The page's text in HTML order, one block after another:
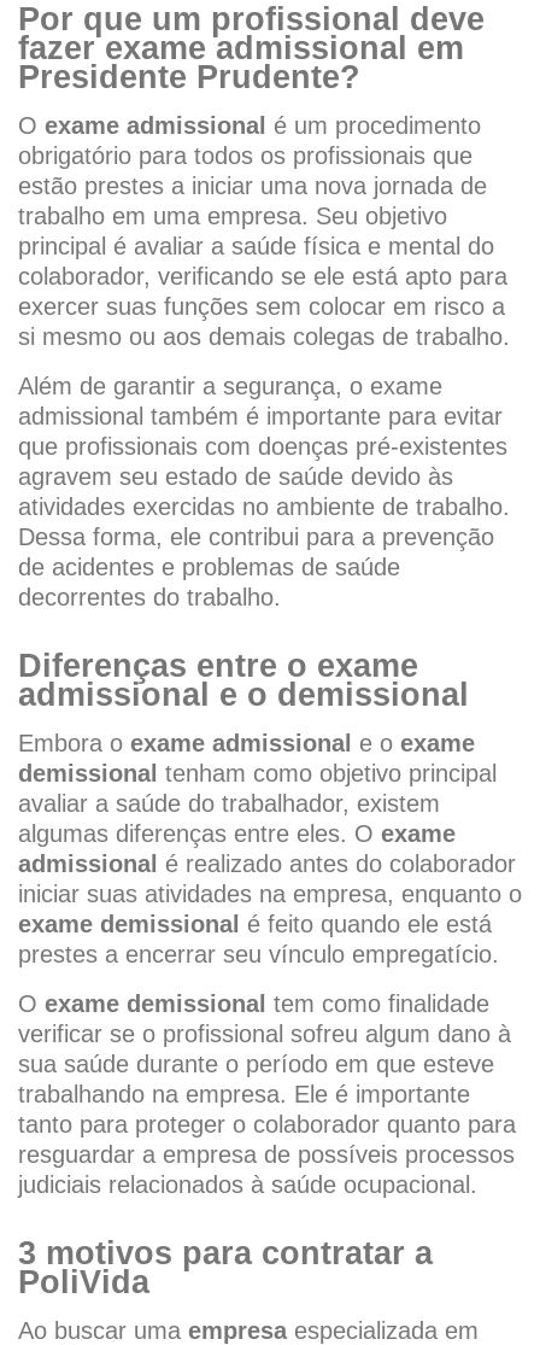
Por que um profissional deve
fazer exame admissional em
Presidente Prudente?
O exame admissional é um procedimento
obrigatório para todos os profissionais que
estão prestes a iniciar uma nova jornada de
trabalho em uma empresa. Seu objetivo
principal é avaliar a saúde física e mental do
colaborador, verificando se ele está apto para
exercer suas funções sem colocar em risco a
si mesmo ou aos demais colegas de trabalho.
Além de garantir a segurança, o exame
admissional também é importante para evitar
que profissionais com doenças pré-existentes
agravem seu estado de saúde devido às
atividades exercidas no ambiente de trabalho.
Dessa forma, ele contribui para a prevenção
de acidentes e problemas de saúde
decorrentes do trabalho.
Diferenças entre o exame
admissional e o demissional
Embora o exame admissional e o exame
demissional tenham como objetivo principal
avaliar a saúde do trabalhador, existem
algumas diferenças entre eles. O exame
admissional é realizado antes do colaborador
iniciar suas atividades na empresa, enquanto o
exame demissional é feito quando ele está
prestes a encerrar seu vínculo empregatício.
O exame demissional tem como finalidade
verificar se o profissional sofreu algum dano à
sua saúde durante o período em que esteve
trabalhando na empresa. Ele é importante
tanto para proteger o colaborador quanto para
resguardar a empresa de possíveis processos
judiciais relacionados à saúde ocupacional.
3 motivos para contratar a
PoliVida
Ao buscar uma empresaespecializada em